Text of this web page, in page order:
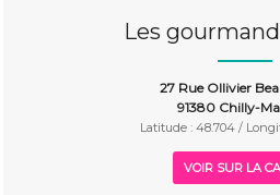
Les
27 Rue Ollivier
91380 Chilly-
Latitude : 48.704 /
VOIR SUR LA